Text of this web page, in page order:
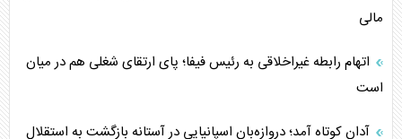
مالی
اتهام رابطه غیراخلاقی به رئیس فیفا؛ پای ارتقای شغلی هم در میان
است
آدان کوتاه آمد؛ دروازه‌بان اسپانیایی در آستانه بازگشت به استقلال